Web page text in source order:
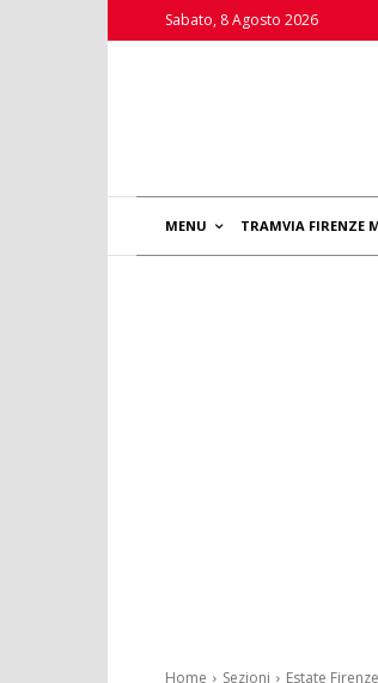
Sabato, 8 Agosto 2026
MENU TRAMVIA FIRENZE
Home Sezioni Estate Firenze